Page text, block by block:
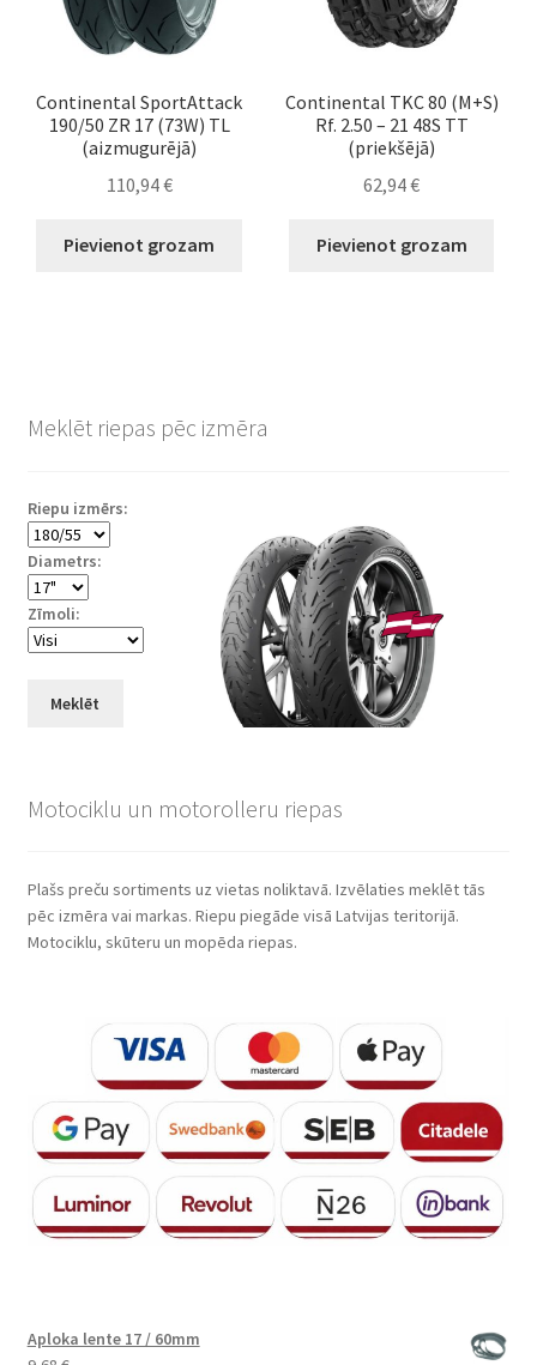
Continental SportAttack
190/50 ZR 17 (73W) TL
(aizmugurējā)
110,94€
Pievienot grozam
Continental TKC 80 (M+S)
Rf. 2.50 – 21 48S TT
(priekšējā)
62,94€
Pievienot grozam
Meklēt riepas pēc izmēra
Riepu izmērs:
Diametrs:
Zīmoli:
Meklēt
Motociklu un motorolleru riepas
Plašs preču sortiments uz vietas noliktavā. Izvēlaties meklēt tās
pēc izmēra vai markas. Riepu piegāde visā Latvijas teritorijā.
Motociklu, skūteru un mopēda riepas.
Aploka lente 17 / 60mm